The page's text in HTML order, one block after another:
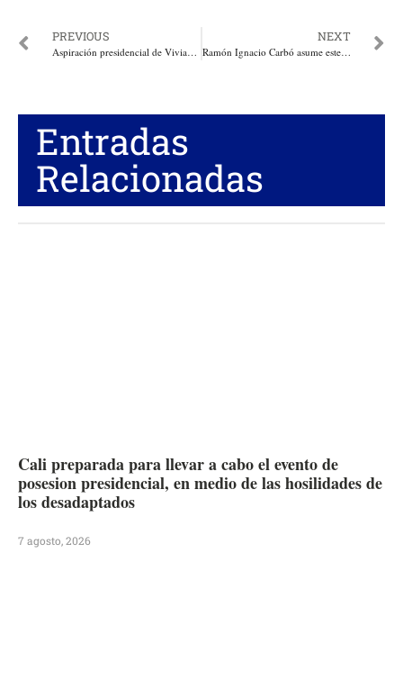
PREVIOUS
Aspiración presidencial de Viviane Morales fue asfixiada y bloqueada de forma infame, aseguró la Ex Candidata
NEXT
Ramón Ignacio Carbó asume este jueves como Concejal de Barranquilla
Entradas
Relacionadas
Cali preparada para llevar a cabo el evento de
posesion presidencial, en medio de las hosilidades de
los desadaptados
7 agosto, 2026